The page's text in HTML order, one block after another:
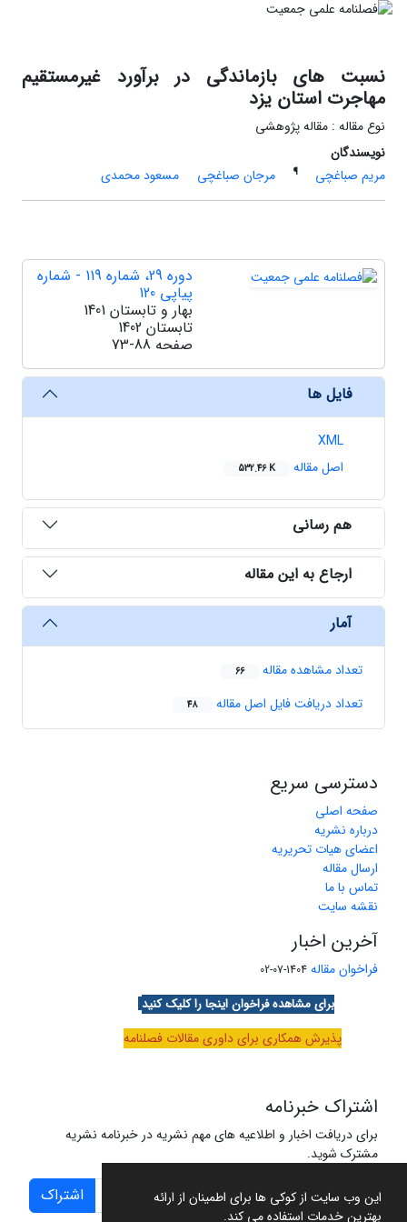
این وب سایت از کوکی ها برای اطمینان از ارائه
بهترین خدمات استفاده می کند.
نسبت های بازماندگی در برآورد غیرمستقیم
مهاجرت استان یزد
نوع مقاله : مقاله پژوهشی
نویسندگان
مریم صباغچی
¶ مرجان صباغچی مسعود محمدی
دوره 29، شماره 119 - شماره
پیاپی 120
بهار و تابستان 1401
تابستان 1402
صفحه 73-88
فایل ها
XML
اصل مقاله
532.46 K
هم رسانی
ارجاع به این مقاله
آمار
تعداد مشاهده مقاله 66
تعداد دریافت فایل اصل مقاله 48
دسترسی سریع
صفحه اصلی
درباره نشریه
اعضای هیات تحریریه
ارسال مقاله
تماس با ما
نقشه سایت
آخرین اخبار
فراخوان مقاله 1404-07-02
برای مشاهده فراخوان اینجا را کلیک کنید
پذیرش همکاری برای داوری مقالات فصلنامه
اشتراک خبرنامه
برای دریافت اخبار و اطلاعیه های مهم نشریه در خبرنامه نشریه
مشترک شوید.
اشتراک